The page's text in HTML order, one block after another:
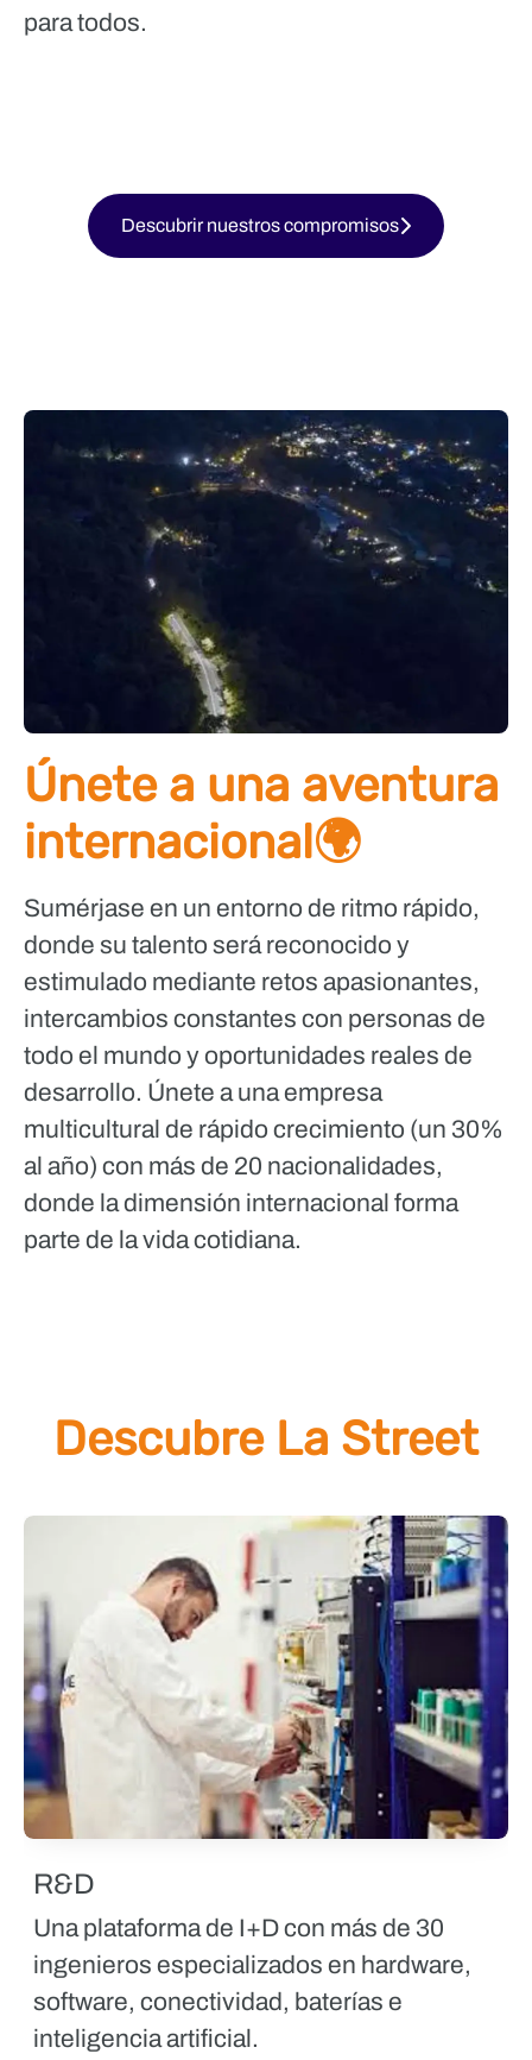
para todos.
Descubrir nuestros compromisos
Únete a una aventura
internacional🌍
Sumérjase en un entorno de ritmo rápido,
donde su talento será reconocido y
estimulado mediante retos apasionantes,
intercambios constantes con personas de
todo el mundo y oportunidades reales de
desarrollo. Únete a una empresa
multicultural de rápido crecimiento (un 30%
al año) con más de 20 nacionalidades,
donde la dimensión internacional forma
parte de la vida cotidiana.
Descubre La Street
R&D
Una plataforma de I+D con más de 30
ingenieros especializados en hardware,
software, conectividad, baterías e
inteligencia artificial.